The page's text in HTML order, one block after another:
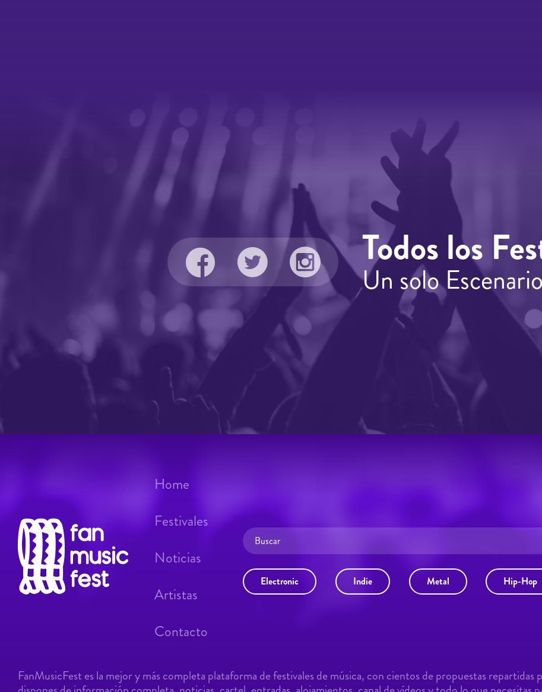
Todos los
Un solo
Electronic Indie Metal Hip-Hop
Home
Festivales
Noticias
Artistas
Contacto
FanMusicFest es la mejor y más completa plataforma de festivales de música, con cientos de propuestas repartidas